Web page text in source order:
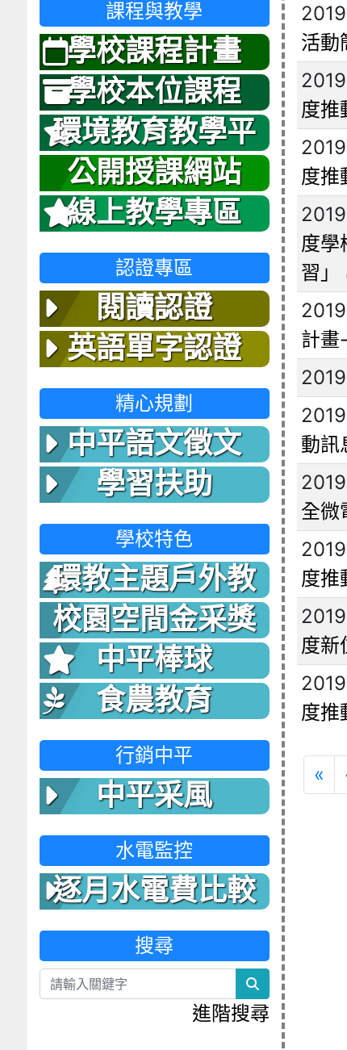
活動
度推
度推
度學
習」
計畫
動訊
全微
度推
度新
度推
«
課程與教學
學校課程計畫
學校本位課程
環境教育教學平
台
公開授課網站
線上教學專區
認證專區
閱讀認證
英語單字認證
精心規劃
中平語文徵文
學習扶助
學校特色
環教主題戶外教
室
校園空間金采獎
中平棒球
食農教育
行銷中平
中平采風
水電監控
逐月水電費比較
表
搜尋
search
進階搜尋